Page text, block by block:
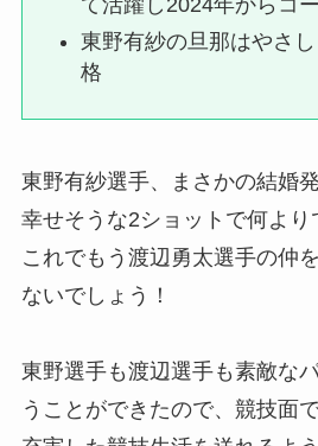
て活躍し2024年からコ
東野有紗の旦那はやさ
格
東野有紗選手、まさかの結婚
幸せそうな2ショットで何より
これでもう渡辺勇太選手の仲
ないでしょう！
東野選手も渡辺選手も素敵な
うことができたので、競技面